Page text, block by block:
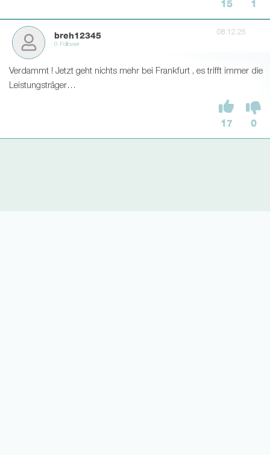
15 1
breh12345
0 Follower
08.12.25
Verdammt ! Jetzt geht nichts mehr bei Frankfurt , es trifft immer die
Leistungsträger…
17 0